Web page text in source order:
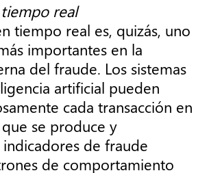
real
tiempo real es, quizás, uno
importantes en la
del fraude. Los sistemas
artificial pueden
cada transacción en
se produce y
de fraude
de comportamiento